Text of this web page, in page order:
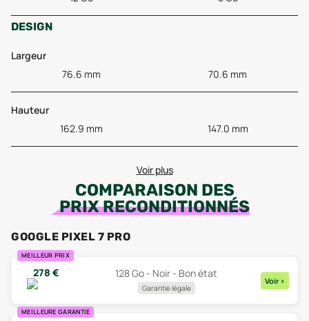
DESIGN
Largeur
76.6 mm
70.6 mm
Hauteur
162.9 mm
147.0 mm
Voir plus
COMPARAISON DES
PRIX RECONDITIONNÉS
GOOGLE PIXEL 7 PRO
MEILLEUR PRIX
278 € 128 Go - Noir - Bon état
Garantie légale
Voir >
MEILLEURE GARANTIE